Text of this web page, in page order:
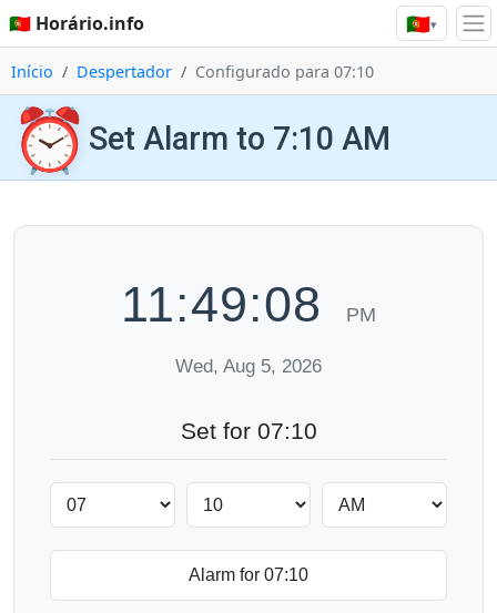
🇵🇹 Horário.info 🇵🇹▾
Início Despertador Configurado para 07:10
⏰ Set Alarm to 7:10 AM
11:49:09 PM
Wed, Aug 5, 2026
Set for 07:10